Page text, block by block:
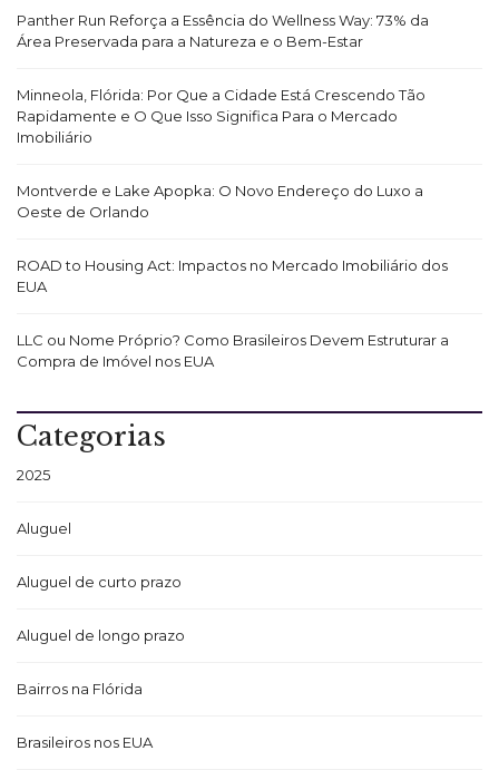
Panther Run Reforça a Essência do Wellness Way: 73% da
Área Preservada para a Natureza e o Bem-Estar
Minneola, Flórida: Por Que a Cidade Está Crescendo Tão
Rapidamente e O Que Isso Significa Para o Mercado
Imobiliário
Montverde e Lake Apopka: O Novo Endereço do Luxo a
Oeste de Orlando
ROAD to Housing Act: Impactos no Mercado Imobiliário dos
EUA
LLC ou Nome Próprio? Como Brasileiros Devem Estruturar a
Compra de Imóvel nos EUA
Categorias
2025
Aluguel
Aluguel de curto prazo
Aluguel de longo prazo
Bairros na Flórida
Brasileiros nos EUA